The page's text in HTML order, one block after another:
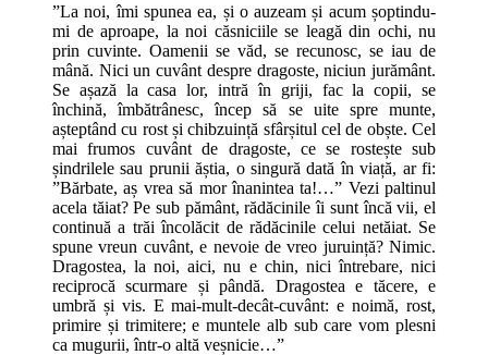
”La noi, îmi spunea ea, și o auzeam și acum șoptindu-
mi de aproape, la noi căsniciile se leagă din ochi, nu
prin cuvinte. Oamenii se văd, se recunosc, se iau de
mână. Nici un cuvânt despre dragoste, niciun jurământ.
Se așază la casa lor, intră în griji, fac la copii, se
închină, îmbătrânesc, încep să se uite spre munte,
așteptând cu rost și chibzuință sfârșitul cel de obște. Cel
mai frumos cuvânt de dragoste, ce se rostește sub
șindrilele sau prunii ăștia, o singură dată în viață, ar fi:
”Bărbate, aș vrea să mor înanintea ta!…” Vezi paltinul
acela tăiat? Pe sub pământ, rădăcinile îi sunt încă vii, el
continuă a trăi încolăcit de rădăcinile celui netăiat. Se
spune vreun cuvânt, e nevoie de vreo juruință? Nimic.
Dragostea, la noi, aici, nu e chin, nici întrebare, nici
reciprocă scurmare și pândă. Dragostea e tăcere, e
umbră și vis. E mai-mult-decât-cuvânt: e noimă, rost,
primire și trimitere; e muntele alb sub care vom plesni
ca mugurii, într-o altă veșnicie…”